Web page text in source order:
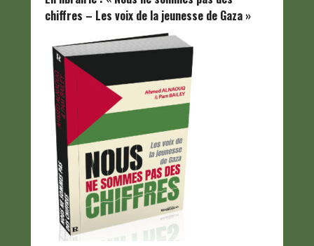
chiffres – Les voix de la jeunesse de Gaza »